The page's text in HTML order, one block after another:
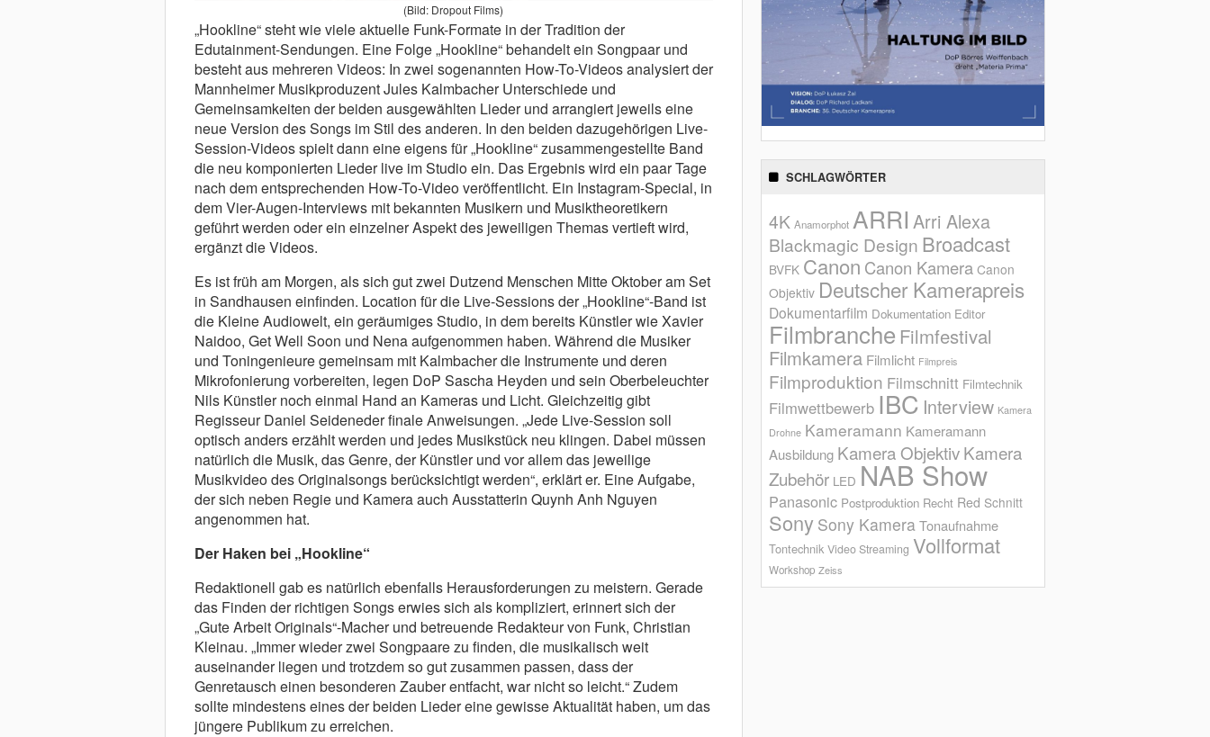
(Bild: Dropout Films)
„Hookline“ steht wie viele aktuelle Funk-Formate in der Tradition der
Edutainment-Sendungen. Eine Folge „Hookline“ behandelt ein Songpaar und
besteht aus mehreren Videos: In zwei sogenannten How-To-Videos analysiert der
Mannheimer Musikproduzent Jules Kalmbacher Unterschiede und
Gemeinsamkeiten der beiden ausgewählten Lieder und arrangiert jeweils eine
neue Version des Songs im Stil des anderen. In den beiden dazugehörigen Live-
Session-Videos spielt dann eine eigens für „Hookline“ zusammengestellte Band
die neu komponierten Lieder live im Studio ein. Das Ergebnis wird ein paar Tage
nach dem entsprechenden How-To-Video veröffentlicht. Ein Instagram-Special, in
dem Vier-Augen-Interviews mit bekannten Musikern und Musiktheoretikern
geführt werden oder ein einzelner Aspekt des jeweiligen Themas vertieft wird,
ergänzt die Videos.
Es ist früh am Morgen, als sich gut zwei Dutzend Menschen Mitte Oktober am Set
in Sandhausen einfinden. Location für die Live-Sessions der „Hookline“-Band ist
die Kleine Audiowelt, ein geräumiges Studio, in dem bereits Künstler wie Xavier
Naidoo, Get Well Soon und Nena aufgenommen haben. Während die Musiker
und Toningenieure gemeinsam mit Kalmbacher die Instrumente und deren
Mikrofonierung vorbereiten, legen DoP Sascha Heyden und sein Oberbeleuchter
Nils Künstler noch einmal Hand an Kameras und Licht. Gleichzeitig gibt
Regisseur Daniel Seideneder finale Anweisungen. „Jede Live-Session soll
optisch anders erzählt werden und jedes Musikstück neu klingen. Dabei müssen
natürlich die Musik, das Genre, der Künstler und vor allem das jeweilige
Musikvideo des Originalsongs berücksichtigt werden“, erklärt er. Eine Aufgabe,
der sich neben Regie und Kamera auch Ausstatterin Quynh Anh Nguyen
angenommen hat.
Der Haken bei „Hookline“
Redaktionell gab es natürlich ebenfalls Herausforderungen zu meistern. Gerade
das Finden der richtigen Songs erwies sich als kompliziert, erinnert sich der
„Gute Arbeit Originals“-Macher und betreuende Redakteur von Funk, Christian
Kleinau. „Immer wieder zwei Songpaare zu finden, die musikalisch weit
auseinander liegen und trotzdem so gut zusammen passen, dass der
Genretausch einen besonderen Zauber entfacht, war nicht so leicht.“ Zudem
sollte mindestens eines der beiden Lieder eine gewisse Aktualität haben, um das
jüngere Publikum zu erreichen.
SCHLAGWÖRTER
4K Anamorphot ARRI Arri Alexa
Blackmagic Design Broadcast
BVFK Canon Canon Kamera Canon
Objektiv Deutscher Kamerapreis
Dokumentarfilm Dokumentation Editor
Filmbranche Filmfestival
Filmkamera Filmlicht Filmpreis
Filmproduktion Filmschnitt Filmtechnik
Filmwettbewerb IBC Interview Kamera
Drohne Kameramann Kameramann
Ausbildung Kamera ObjektivKamera
Zubehör LED NAB Show
Panasonic Postproduktion Recht Red Schnitt
Sony Sony KameraTonaufnahme
Tontechnik Video Streaming Vollformat
Workshop Zeiss